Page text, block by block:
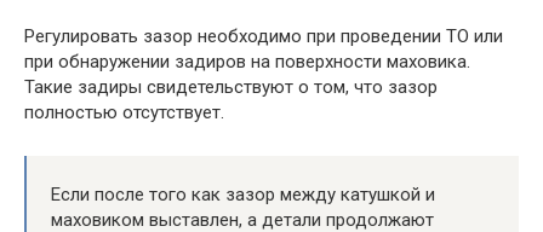
Регулировать зазор необходимо при проведении ТО или
при обнаружении задиров на поверхности маховика.
Такие задиры свидетельствуют о том, что зазор
полностью отсутствует.
Если после того как зазор между катушкой и
маховиком выставлен, а детали продолжают